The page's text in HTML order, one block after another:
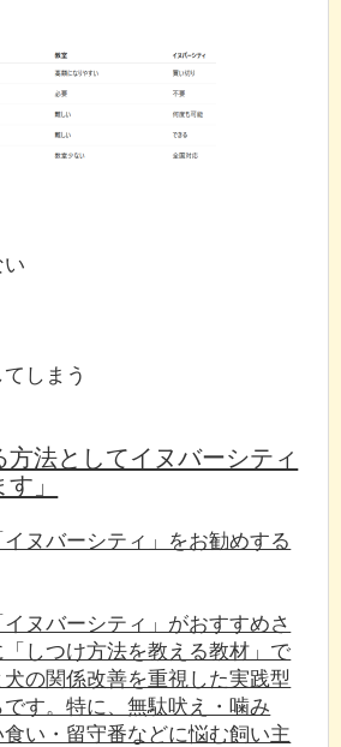
しまう
方法としてイヌバーシティ
」
ヌバーシティ」をお勧めする
ヌバーシティ」がおすすめさ
しつけ方法を教える教材」で
の関係改善を重視した実践型
す。特に、無駄吠え・噛み
い・留守番などに悩む飼い主